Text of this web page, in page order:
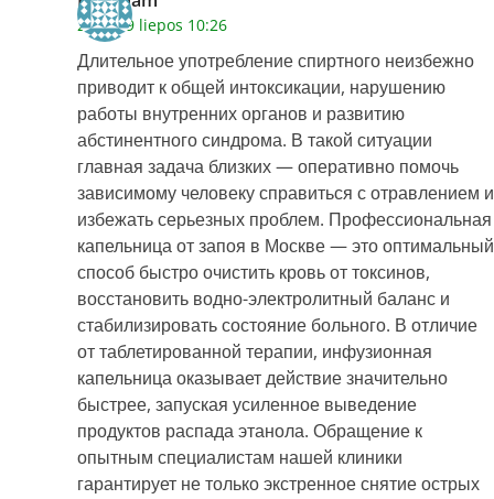
2026 29 liepos 10:26
Длительное употребление спиртного неизбежно
приводит к общей интоксикации, нарушению
работы внутренних органов и развитию
абстинентного синдрома. В такой ситуации
главная задача близких — оперативно помочь
зависимому человеку справиться с отравлением и
избежать серьезных проблем. Профессиональная
капельница от запоя в Москве — это оптимальный
способ быстро очистить кровь от токсинов,
восстановить водно-электролитный баланс и
стабилизировать состояние больного. В отличие
от таблетированной терапии, инфузионная
капельница оказывает действие значительно
быстрее, запуская усиленное выведение
продуктов распада этанола. Обращение к
опытным специалистам нашей клиники
гарантирует не только экстренное снятие острых